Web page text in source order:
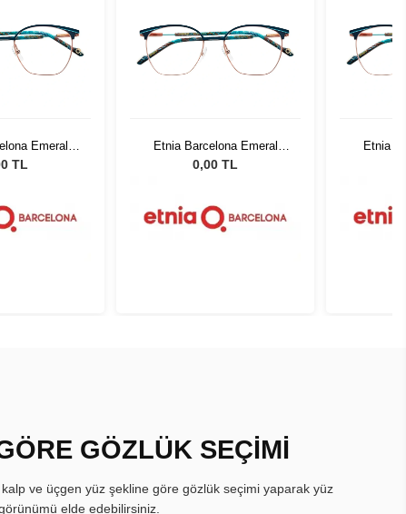
Emeral
52
TL
Etnia Barcelona Emeral
BLTQ 52
0,00 TL
Etnia
GÖZLÜK SEÇİMİ
ve üçgen yüz şekline göre gözlük seçimi yaparak yüz
elde edebilirsiniz.